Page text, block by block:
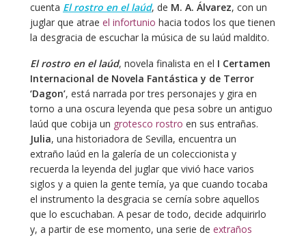
cuenta El rostro en el laúd, de M. A. Álvarez, con un
juglar que atrae el infortunio hacia todos los que tienen
la desgracia de escuchar la música de su laúd maldito.
El rostro en el laúd, novela finalista en el I Certamen
Internacional de Novela Fantástica y de Terror
‘Dagon’, está narrada por tres personajes y gira en
torno a una oscura leyenda que pesa sobre un antiguo
laúd que cobija un grotesco rostro en sus entrañas.
Julia, una historiadora de Sevilla, encuentra un
extraño laúd en la galería de un coleccionista y
recuerda la leyenda del juglar que vivió hace varios
siglos y a quien la gente temía, ya que cuando tocaba
el instrumento la desgracia se cernía sobre aquellos
que lo escuchaban. A pesar de todo, decide adquirirlo
y, a partir de ese momento, una serie de extraños